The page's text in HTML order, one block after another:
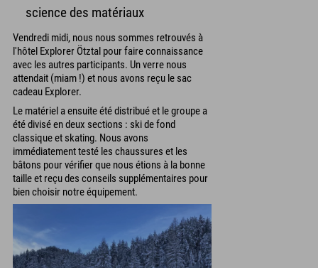
science des matériaux
Vendredi midi, nous nous sommes retrouvés à
l'hôtel Explorer Ötztal pour faire connaissance
avec les autres participants. Un verre nous
attendait (miam !) et nous avons reçu le sac
cadeau Explorer.
Le matériel a ensuite été distribué et le groupe a
été divisé en deux sections : ski de fond
classique et skating. Nous avons
immédiatement testé les chaussures et les
bâtons pour vérifier que nous étions à la bonne
taille et reçu des conseils supplémentaires pour
bien choisir notre équipement.